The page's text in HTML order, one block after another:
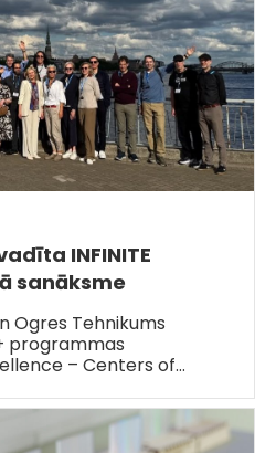
INFINITE
sanāksme
Ogres Tehnikums
programmas
– Centers of…